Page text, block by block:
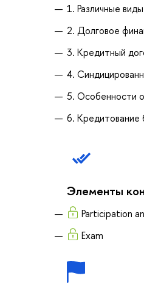
1. Различные
2. Долговое
3. Кредитный
4.
5. Особенности
6. Кредитование
Элементы
Participation
Exam